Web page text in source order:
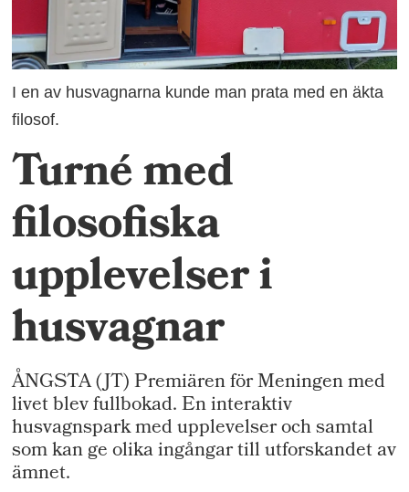
I en av husvagnarna kunde man prata med en äkta
filosof.
Turné med
filosofiska
upplevelser i
husvagnar
ÅNGSTA (JT) Premiären för Meningen med
livet blev fullbokad. En interaktiv
husvagnspark med upplevelser och samtal
som kan ge olika ingångar till utforskandet av
ämnet.